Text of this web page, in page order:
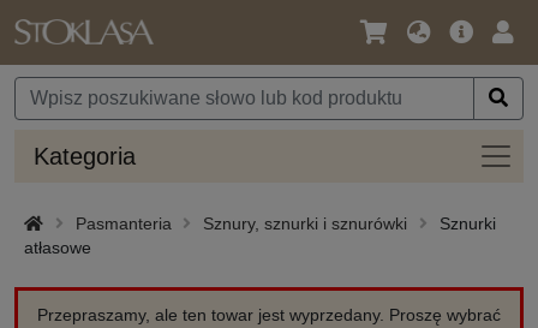
Język
Waluta
Oferta
Kategoria
Pasmanteria Sznury, sznurki i sznurówki
Sznurki
atłasowe
Przepraszamy, ale ten towar jest wyprzedany. Proszę wybrać